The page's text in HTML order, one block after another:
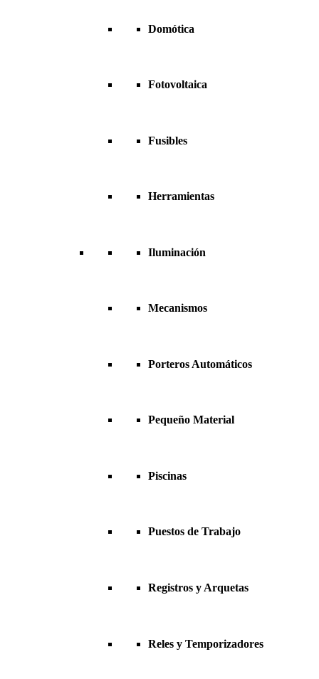
Domótica
Fotovoltaica
Fusibles
Herramientas
Iluminación
Mecanismos
Porteros Automáticos
Pequeño Material
Piscinas
Puestos de Trabajo
Registros y Arquetas
Reles y Temporizadores